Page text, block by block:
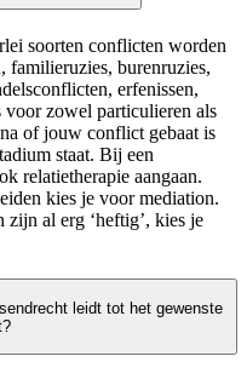
soorten conflicten worden
familieruzies, burenruzies,
erfenissen,
zowel particulieren als
of jouw conflict gebaat is
staat. Bij een
relatietherapie aangaan.
kies je voor mediation.
al erg ‘heftig’, kies je
leidt tot het gewenste